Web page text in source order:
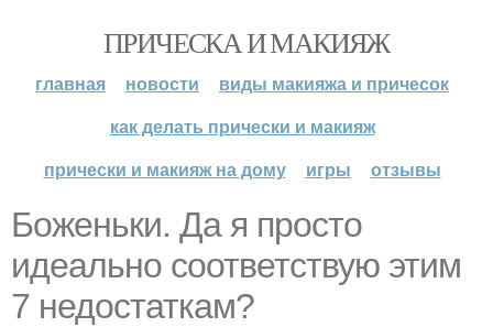
ПРИЧЕСКА И МАКИЯЖ
главная новости
виды макияжа и причесок
как делать прически и макияж
прически и макияж на дому
игры отзывы
Боженьки. Да я просто
идеально соответствую этим
7 недостаткам?